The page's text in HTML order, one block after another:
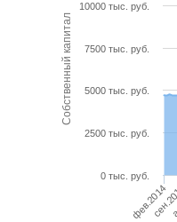
Собственный капитал
фев.2014
0 тыс. руб.
2500 тыс. руб.
5000 тыс. руб.
7500 тыс. руб.
10000 тыс. руб.